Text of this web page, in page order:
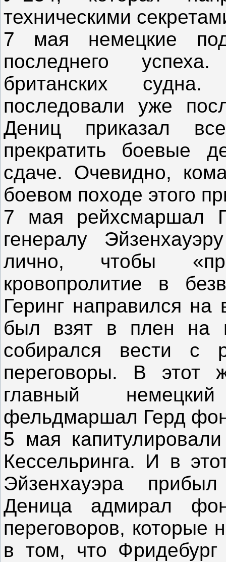
техническими
7 мая немецкие
последнего
британских
последовали уже
Дениц приказал
прекратить боевые
сдаче. Очевидно,
боевом походе этого
7 мая рейхсмаршал
генералу
лично, чтобы
кровопролитие в
Геринг направился
был взят в плен на
собирался вести с
переговоры. В этот
главный
фельдмаршал Герд
5 мая
Кессельринга. И в
Эйзенхауэра
Деница адмирал
переговоров, которые
в том, что Фридебург